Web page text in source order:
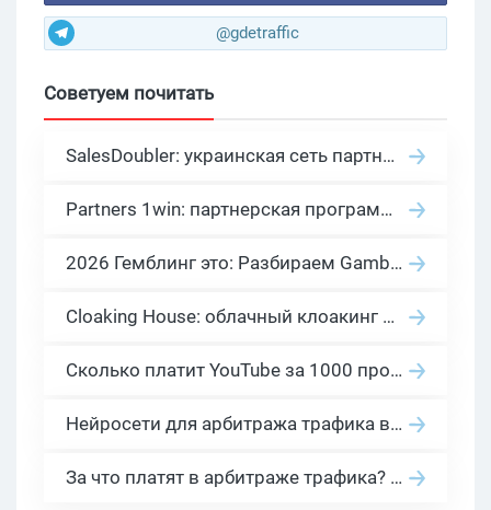
@gdetraffic
Советуем почитать
SalesDoubler: украинская сеть партнерских программ с оплатой за действие
Partners 1win: партнерская программа казино в нише гемблинг арбитраж
2026 Гемблинг это: Разбираем Gambling вертикаль, и все что связано с гемблинг и беттинг офферами
Cloaking House: облачный клоакинг для фильтрации ботов FB и Google Ads — гайд PHP-интеграции 2026
Сколько платит YouTube за 1000 просмотров в 2026: реальные цифры от 0.5 до 36 USD по ГЕО
Нейросети для арбитража трафика в 2026: инструменты, кейсы и AI-медиабайеры
За что платят в арбитраже трафика? 30 моделей оплаты в бурж и СНГ партнерках